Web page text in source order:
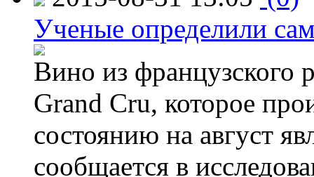
Ученые определили
Вино из французского
Grand Cru, которое
состоянию на август
сообщается в